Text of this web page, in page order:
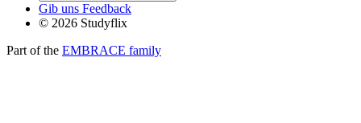
Gib uns Feedback
© 2026 Studyflix
Part of the EMBRACE family